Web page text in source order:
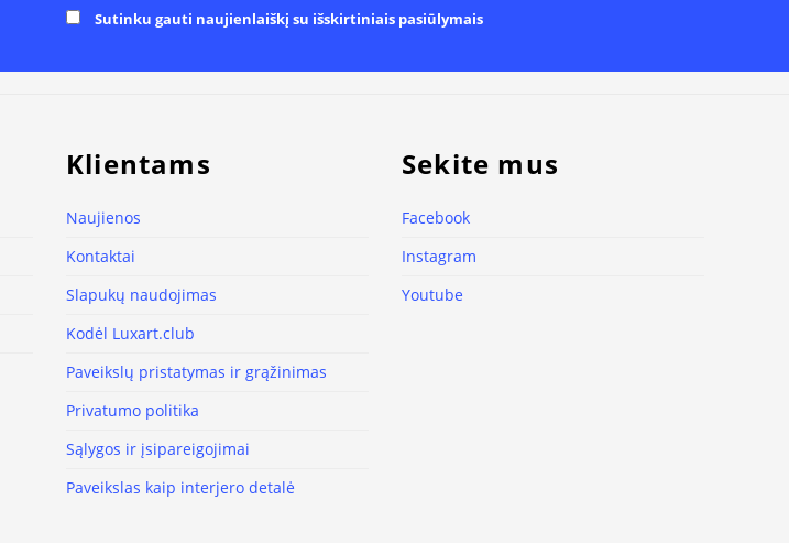
Sutinku gauti naujienlaiškį su išskirtiniais pasiūlymais
Klientams
Naujienos
Kontaktai
Slapukų naudojimas
Kodėl Luxart.club
Paveikslų pristatymas ir grąžinimas
Privatumo politika
Sąlygos ir įsipareigojimai
Paveikslas kaip interjero detalė
Sekite mus
Facebook
Instagram
Youtube